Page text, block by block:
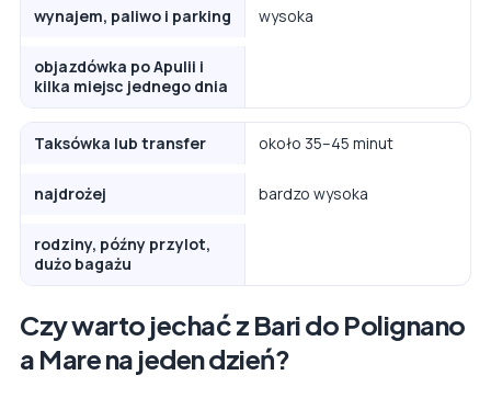
wynajem, paliwo i parking wysoka
objazdówka po Apulii i
kilka miejsc jednego dnia
Taksówka lub transfer około 35–45 minut
najdrożej bardzo wysoka
rodziny, późny przylot,
dużo bagażu
Czy warto jechać z Bari do Polignano
a Mare na jeden dzień?